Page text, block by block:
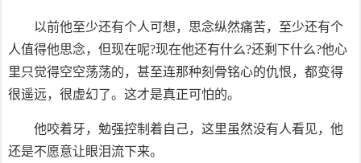
以前他至少还有个人可想，思念纵然痛苦，至少还有个
人值得他思念，但现在呢?现在他还有什么?还剩下什么?他心
里只觉得空空荡荡的，甚至连那种刻骨铭心的仇恨，都变得
很遥远，很虚幻了。这才是真正可怕的。
他咬着牙，勉强控制着自己，这里虽然没有人看见，他
还是不愿意让眼泪流下来。